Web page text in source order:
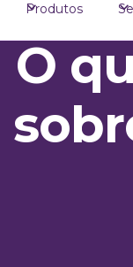
Produtos >
O